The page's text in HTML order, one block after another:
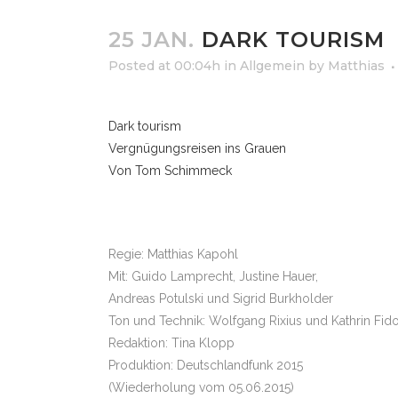
25 JAN. DARK TOURISM
Posted at 00:04h in Allgemein by Matthias
Dark tourism
Vergnügungsreisen ins Grauen
Von Tom Schimmeck
Regie: Matthias Kapohl
Mit: Guido Lamprecht, Justine Hauer,
Andreas Potulski und Sigrid Burkholder
Ton und Technik: Wolfgang Rixius und Kathrin
Redaktion: Tina Klopp
Produktion: Deutschlandfunk 2015
(Wiederholung vom 05.06.2015)